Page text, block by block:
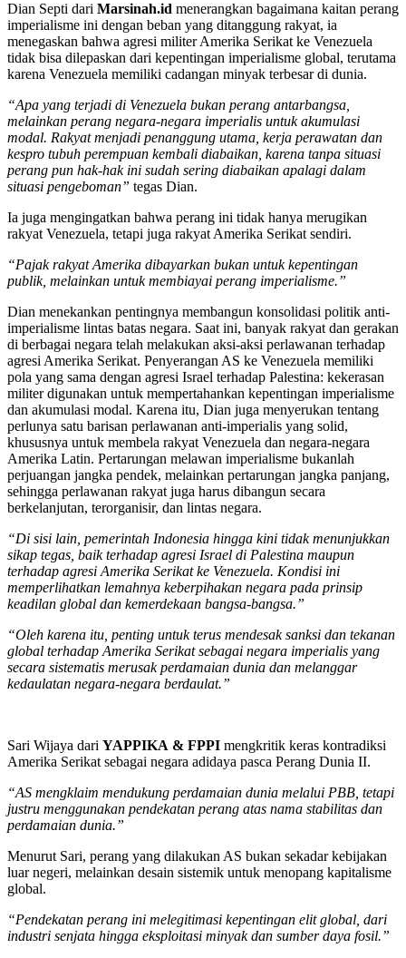
Dian Septi dari Marsinah.id menerangkan bagaimana kaitan perang
imperialisme ini dengan beban yang ditanggung rakyat, ia
menegaskan bahwa agresi militer Amerika Serikat ke Venezuela
tidak bisa dilepaskan dari kepentingan imperialisme global, terutama
karena Venezuela memiliki cadangan minyak terbesar di dunia.
“Apa yang terjadi di Venezuela bukan perang antarbangsa,
melainkan perang negara-negara imperialis untuk akumulasi
modal. Rakyat menjadi penanggung utama, kerja perawatan dan
kespro tubuh perempuan kembali diabaikan, karena tanpa situasi
perang pun hak-hak ini sudah sering diabaikan apalagi dalam
situasi pengeboman” tegas Dian.
Ia juga mengingatkan bahwa perang ini tidak hanya merugikan
rakyat Venezuela, tetapi juga rakyat Amerika Serikat sendiri.
“Pajak rakyat Amerika dibayarkan bukan untuk kepentingan
publik, melainkan untuk membiayai perang imperialisme.”
Dian menekankan pentingnya membangun konsolidasi politik anti-
imperialisme lintas batas negara. Saat ini, banyak rakyat dan gerakan
di berbagai negara telah melakukan aksi-aksi perlawanan terhadap
agresi Amerika Serikat. Penyerangan AS ke Venezuela memiliki
pola yang sama dengan agresi Israel terhadap Palestina: kekerasan
militer digunakan untuk mempertahankan kepentingan imperialisme
dan akumulasi modal. Karena itu, Dian juga menyerukan tentang
perlunya satu barisan perlawanan anti-imperialis yang solid,
khususnya untuk membela rakyat Venezuela dan negara-negara
Amerika Latin. Pertarungan melawan imperialisme bukanlah
perjuangan jangka pendek, melainkan pertarungan jangka panjang,
sehingga perlawanan rakyat juga harus dibangun secara
berkelanjutan, terorganisir, dan lintas negara.
“Di sisi lain, pemerintah Indonesia hingga kini tidak menunjukkan
sikap tegas, baik terhadap agresi Israel di Palestina maupun
terhadap agresi Amerika Serikat ke Venezuela. Kondisi ini
memperlihatkan lemahnya keberpihakan negara pada prinsip
keadilan global dan kemerdekaan bangsa-bangsa.”
“Oleh karena itu, penting untuk terus mendesak sanksi dan tekanan
global terhadap Amerika Serikat sebagai negara imperialis yang
secara sistematis merusak perdamaian dunia dan melanggar
kedaulatan negara-negara berdaulat.”
Sari Wijaya dari YAPPIKA & FPPI mengkritik keras kontradiksi
Amerika Serikat sebagai negara adidaya pasca Perang Dunia II.
“AS mengklaim mendukung perdamaian dunia melalui PBB, tetapi
justru menggunakan pendekatan perang atas nama stabilitas dan
perdamaian dunia.”
Menurut Sari, perang yang dilakukan AS bukan sekadar kebijakan
luar negeri, melainkan desain sistemik untuk menopang kapitalisme
global.
“Pendekatan perang ini melegitimasi kepentingan elit global, dari
industri senjata hingga eksploitasi minyak dan sumber daya fosil.”